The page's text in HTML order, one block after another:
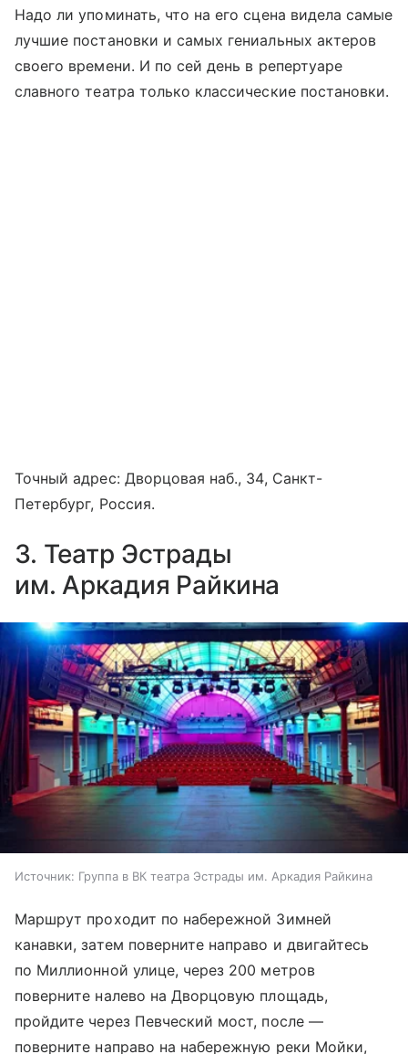
Надо ли упоминать, что на его сцена видела самые
лучшие постановки и самых гениальных актеров
своего времени. И по сей день в репертуаре
славного театра только классические постановки.
Точный адрес: Дворцовая наб., 34, Санкт-
Петербург, Россия.
3. Театр Эстрады
им. Аркадия Райкина
Источник: Группа в ВК театра Эстрады им. Аркадия Райкина
Маршрут проходит по набережной Зимней
канавки, затем поверните направо и двигайтесь
по Миллионной улице, через 200 метров
поверните налево на Дворцовую площадь,
пройдите через Певческий мост, после —
поверните направо на набережную реки Мойки,